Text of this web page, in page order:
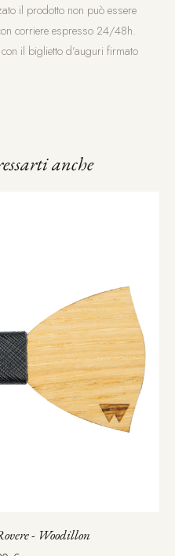
il prodotto non può essere
corriere espresso 24/48h.
il biglietto d’auguri firmato
anche
- Woodillon